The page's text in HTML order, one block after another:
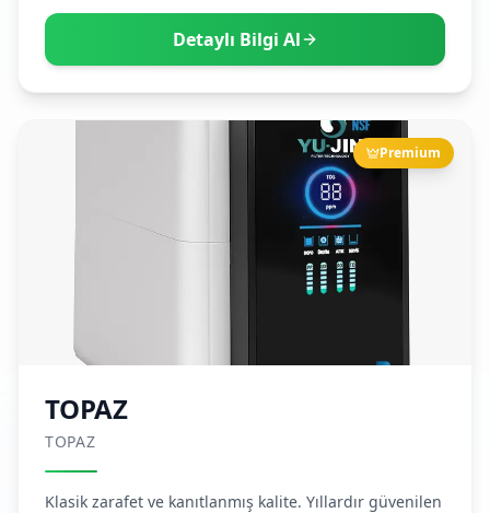
Detaylı Bilgi Al
Premium
TOPAZ
TOPAZ
Klasik zarafet ve kanıtlanmış kalite. Yıllardır güvenilen